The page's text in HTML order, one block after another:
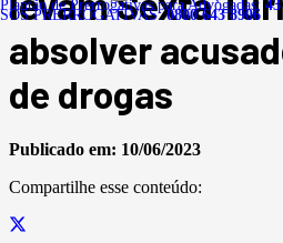
Plantão de Prerrogativas para Advogadas:
SOS PRERROGATIVAS:0800 643 8906
absolver
de drogas
Publicado em: 10/06/2023
Compartilhe esse conteúdo: